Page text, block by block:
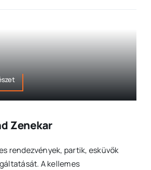
Zenekar
rendezvények, partik, esküvők
A kellemes